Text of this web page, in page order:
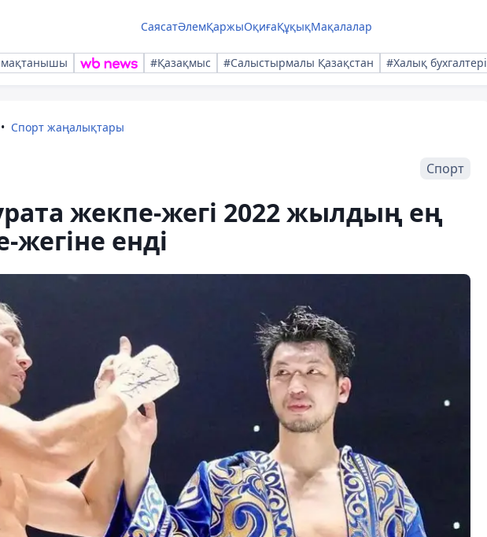
СаясатӘлемҚаржыОқиғаҚұқықМақалалар
мақтанышы #Қазақмыс #Салыстырмалы Қазақстан #Халық бухгалтері
Спорт жаңалықтары
Спорт
жекпе-жегі 2022 жылдың ең
жегіне енді